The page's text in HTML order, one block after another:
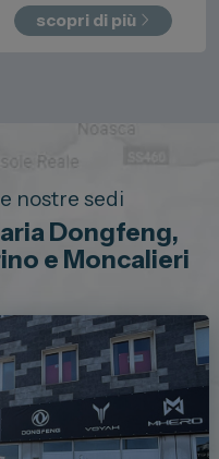
scopri di più
nostre sedi
Dongfeng,
e Moncalieri